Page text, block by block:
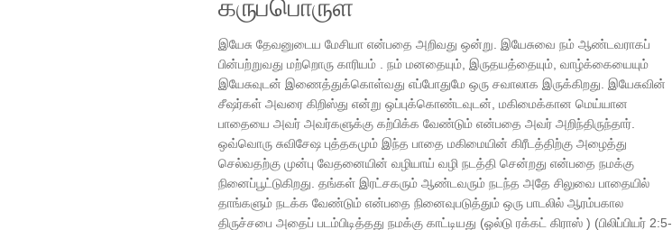
இயேசு தேவனுடைய மேசியா என்பதை அறிவது ஒன்று. இயேசுவை நம் ஆண்டவராகப்
பின்பற்றுவது மற்றொரு காரியம் . நம் மனதையும், இருதயத்தையும், வாழ்க்கையையும்
இயேசுவுடன் இணைத்துக்கொள்வது எப்போதுமே ஒரு சவாலாக இருக்கிறது. இயேசுவின்
சீஷர்கள் அவரை கிறிஸ்து என்று ஒப்புக்கொண்டவுடன், மகிமைக்கான மெய்யான
பாதையை அவர் அவர்களுக்கு கற்பிக்க வேண்டும் என்பதை அவர் அறிந்திருந்தார்.
ஒவ்வொரு சுவிசேஷ புத்தகமும் இந்த பாதை மகிமையின் கிரீடத்திற்கு அழைத்து
செல்வதற்கு முன்பு வேதனையின் வழியாய் வழி நடத்தி சென்றது என்பதை நமக்கு
நினைப்பூட்டுகிறது. தங்கள் இரட்சகரும் ஆண்டவரும் நடந்த அதே சிலுவை பாதையில்
தாங்களும் நடக்க வேண்டும் என்பதை நினைவுபடுத்தும் ஒரு பாடலில் ஆரம்பகால
திருச்சபை அதைப் படம்பிடித்தது நமக்கு காட்டியது (ஓல்டு ரக்கட் கிராஸ் ) (பிலிப்பியர் 2:5-